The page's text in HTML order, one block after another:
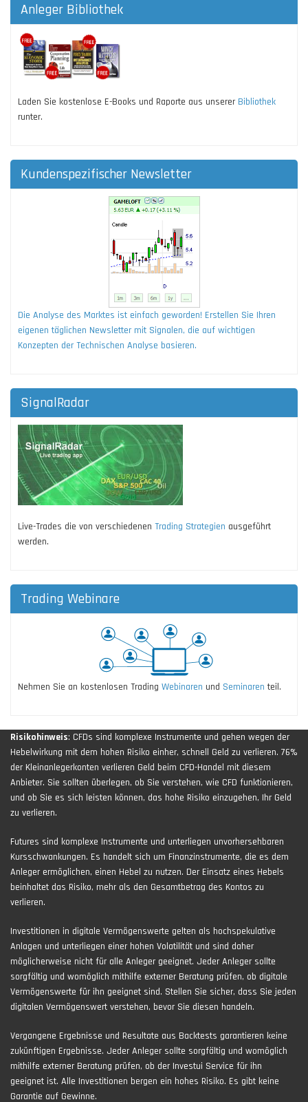
Anleger Bibliothek
Laden Sie kostenlose E-Books und Raporte aus unserer Bibliothek
runter.
Kundenspezifischer Newsletter
Die Analyse des Marktes ist einfach geworden! Erstellen Sie Ihren
eigenen täglichen Newsletter mit Signalen, die auf wichtigen
Konzepten der Technischen Analyse basieren.
SignalRadar
Live-Trades die von verschiedenen Trading Strategien ausgeführt
werden.
Trading Webinare
Nehmen Sie an kostenlosen Trading Webinaren und Seminaren teil.
Risikohinweis: CFDs sind komplexe Instrumente und gehen wegen der
Hebelwirkung mit dem hohen Risiko einher, schnell Geld zu verlieren. 76%
der Kleinanlegerkonten verlieren Geld beim CFD-Handel mit diesem
Anbieter. Sie sollten überlegen, ob Sie verstehen, wie CFD funktionieren,
und ob Sie es sich leisten können, das hohe Risiko einzugehen, Ihr Geld
zu verlieren.
Futures sind komplexe Instrumente und unterliegen unvorhersehbaren
Kursschwankungen. Es handelt sich um Finanzinstrumente, die es dem
Anleger ermöglichen, einen Hebel zu nutzen. Der Einsatz eines Hebels
beinhaltet das Risiko, mehr als den Gesamtbetrag des Kontos zu
verlieren.
Investitionen in digitale Vermögenswerte gelten als hochspekulative
Anlagen und unterliegen einer hohen Volatilität und sind daher
möglicherweise nicht für alle Anleger geeignet. Jeder Anleger sollte
sorgfältig und womöglich mithilfe externer Beratung prüfen, ob digitale
Vermögenswerte für ihn geeignet sind. Stellen Sie sicher, dass Sie jeden
digitalen Vermögenswert verstehen, bevor Sie diesen handeln.
Vergangene Ergebnisse und Resultate aus Backtests garantieren keine
zukünftigen Ergebnisse. Jeder Anleger sollte sorgfältig und womöglich
mithilfe externer Beratung prüfen, ob der Investui Service für ihn
geeignet ist. Alle Investitionen bergen ein hohes Risiko. Es gibt keine
Garantie auf Gewinne.